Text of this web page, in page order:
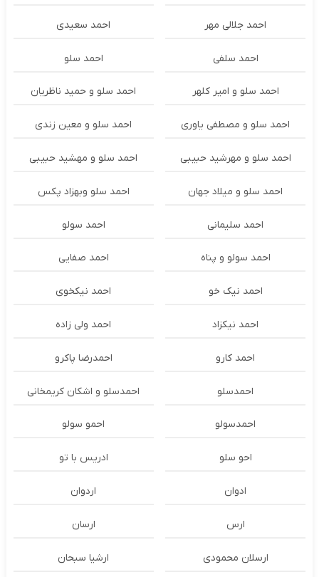
احمد جلالی مهر احمد سعیدی
احمد سلفی احمد سلو
احمد سلو و امیر کلهر احمد سلو و حمید ناظریان
احمد سلو و مصطفی یاوری احمد سلو و معین زندی
احمد سلو و مهرشید حبیبی احمد سلو و مهشید حبیبی
احمد سلو و میلاد جهان احمد سلو وبهزاد پکس
احمد سلیمانی احمد سولو
احمد سولو و پناه احمد صفایی
احمد نیک خو احمد نیکخوی
احمد نیکزاد احمد ولی زاده
احمد کارو احمدرضا پاکرو
احمدسلو احمدسلو و اشکان کریمخانی
احمدسولو احمو سولو
احو سلو ادریس با تو
ادوان اردوان
ارس ارسان
ارسلان محمودی ارشیا سبحان